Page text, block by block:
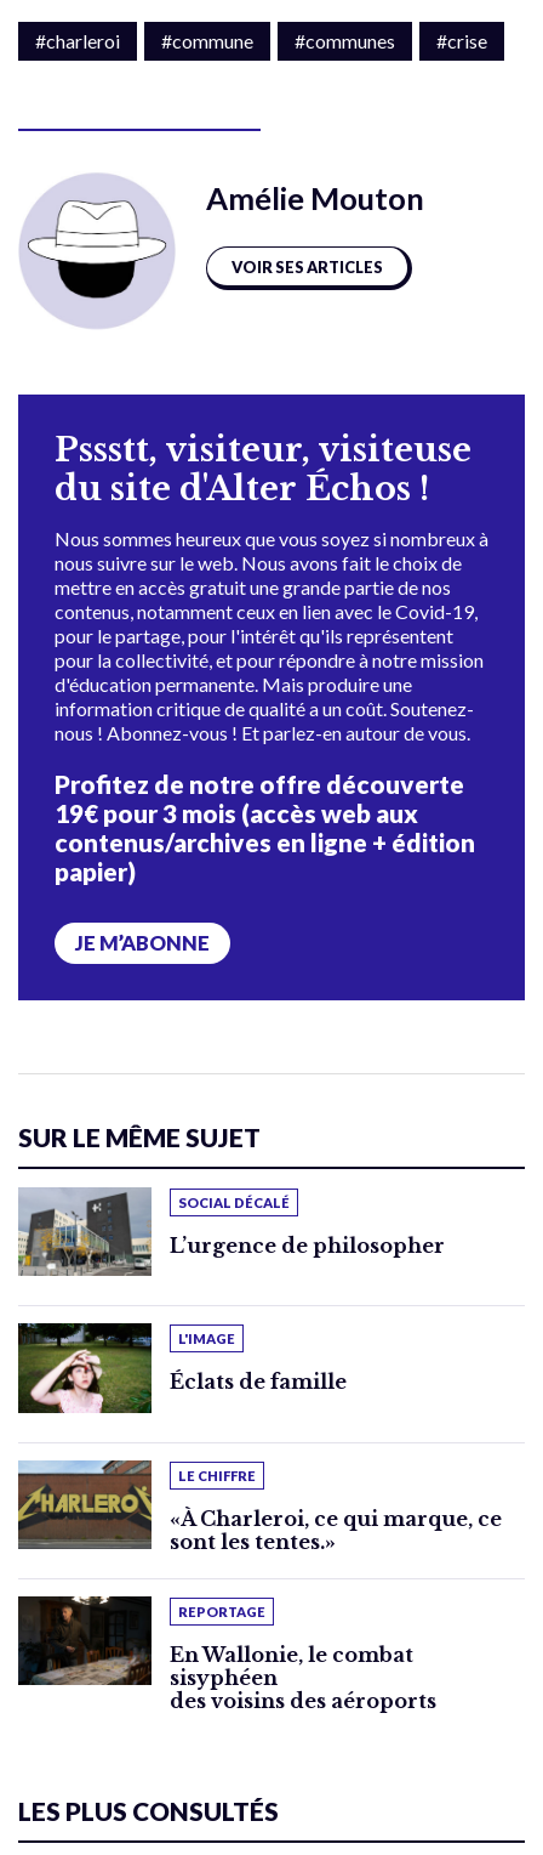
#charleroi #commune #communes #crise
Amélie Mouton
VOIR SES ARTICLES
Pssstt, visiteur, visiteuse
du site d'Alter Échos !
Nous sommes heureux que vous soyez si nombreux à
nous suivre sur le web. Nous avons fait le choix de
mettre en accès gratuit une grande partie de nos
contenus, notamment ceux en lien avec le Covid-19,
pour le partage, pour l'intérêt qu'ils représentent
pour la collectivité, et pour répondre à notre mission
d'éducation permanente. Mais produire une
information critique de qualité a un coût. Soutenez-
nous ! Abonnez-vous ! Et parlez-en autour de vous.
Profitez de notre offre découverte
19€ pour 3 mois (accès web aux
contenus/archives en ligne + édition
papier)
JE M’ABONNE
SUR LE MÊME SUJET
SOCIAL DÉCALÉ
L’urgence de philosopher
L'IMAGE
Éclats de famille
LE CHIFFRE
«À Charleroi, ce qui marque, ce
sont les tentes.»
REPORTAGE
En Wallonie, le combat
sisyphéen
des voisins des aéroports
LES PLUS CONSULTÉS